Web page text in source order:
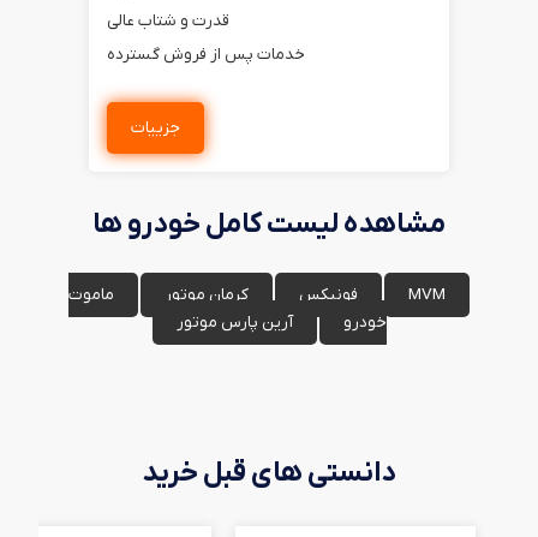
قدرت و شتاب عالی
خدمات پس از فروش گسترده
جزییات
مشاهده لیست کامل خودرو ها
MVM فونیکس کرمان موتور
ماموت
خودرو
آرین پارس موتور
دانستی های قبل خرید